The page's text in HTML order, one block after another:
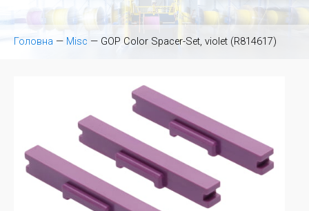
Головна — Misc — GOP Color Spacer-Set, violet (R814617)